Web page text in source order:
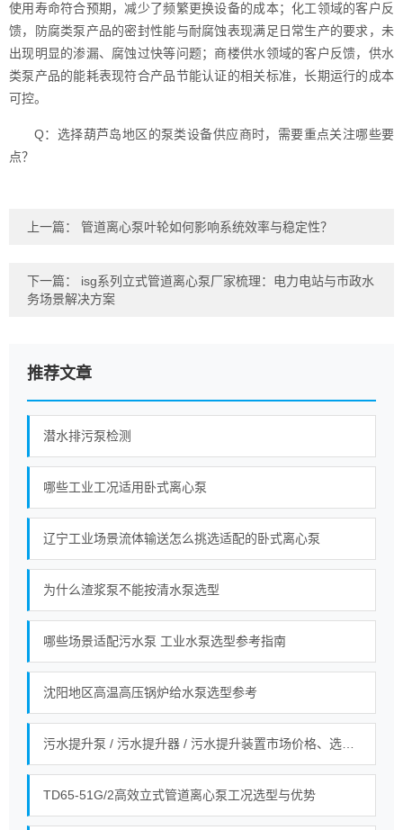
使用寿命符合预期，减少了频繁更换设备的成本；化工领域的客户反
馈，防腐类泵产品的密封性能与耐腐蚀表现满足日常生产的要求，未
出现明显的渗漏、腐蚀过快等问题；商楼供水领域的客户反馈，供水
类泵产品的能耗表现符合产品节能认证的相关标准，长期运行的成本
可控。
Q：选择葫芦岛地区的泵类设备供应商时，需要重点关注哪些要
点？
上一篇： 管道离心泵叶轮如何影响系统效率与稳定性？
下一篇： isg系列立式管道离心泵厂家梳理：电力电站与市政水
务场景解决方案
推荐文章
潜水排污泵检测
哪些工业工况适用卧式离心泵
辽宁工业场景流体输送怎么挑选适配的卧式离心泵
为什么渣浆泵不能按清水泵选型
哪些场景适配污水泵 工业水泵选型参考指南
沈阳地区高温高压锅炉给水泵选型参考
TD65-51G/2高效立式管道离心泵工况选型与优势